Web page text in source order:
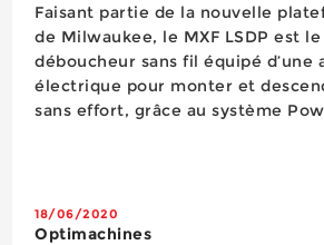
Faisant partie de la nouvelle
de Milwaukee, le MXF LSDP est
déboucheur sans fil équipé d’une
électrique pour monter et
sans effort, grâce au système
18/06/2020
Optimachines